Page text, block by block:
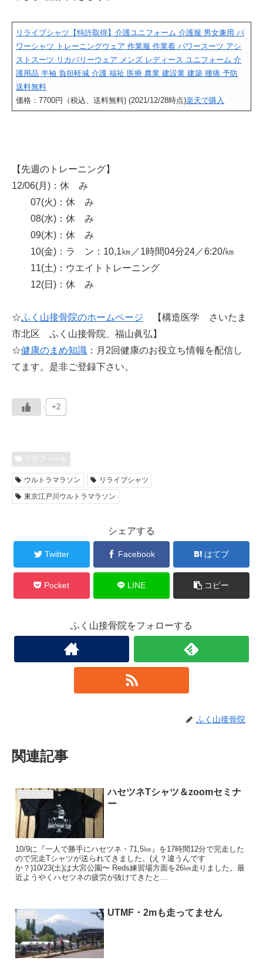
リライブシャツ【特許取得】介護ユニフォーム 介護服 男女兼用 パ
ワーシャツ トレーニングウェア 作業服 作業着 パワースーツ アシ
ストスーツ リカバリーウェア メンズ レディース ユニフォーム 介
護用品 半袖 負担軽減 介護 福祉 医療 農業 建設業 建築 腰痛 予防
送料無料
価格：7700円（税込、送料無料) (2021/12/28時点)楽天で購入
【先週のトレーニング】
12/06(月)：休 み
07(火)：休 み
08(水)：休 み
09(木)：休 み
10(金)：ラ ン：10,1㎞／1時間04分24／6:20/㎞
11(土)：ウエイトトレーニング
12(日)：休 み
☆ふく山接骨院のホームページ 【構造医学 さいたま
市北区 ふく山接骨院、福山眞弘】
☆健康のまめ知識 ：月2回健康のお役立ち情報を配信し
てます。是非ご登録下さい。
+2
プロフィール
ウルトラマラソン
リライブシャツ
東京江戸川ウルトラマラソン
シェアする
Twitter Facebook はてブ
Pocket LINE コピー
ふく山接骨院をフォローする
ふく山接骨院
関連記事
プロフィール
ハセツネTシャツ＆zoomセミナ
ー
10/9に『一人で勝手にハセツネ・71,5㎞』を17時間12分で完走した
ので完走Tシャツが送られてきました。(え？違うんです
か？)10/23(土)は大宮公園〜 Reds練習場方面を26㎞走りました。最
近ようやくハセツネの疲労が抜けてきたと...
UTMF・2mも走ってません